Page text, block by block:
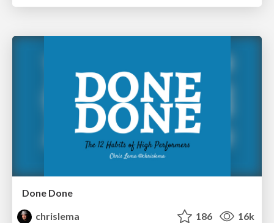
Done Done
chrislema
186 16k